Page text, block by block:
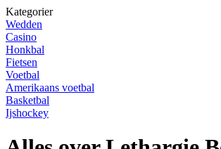
Kategorier
Wedden
Casino
Honkbal
Fietsen
Voetbal
Amerikaans voetbal
Basketbal
Ijshockey